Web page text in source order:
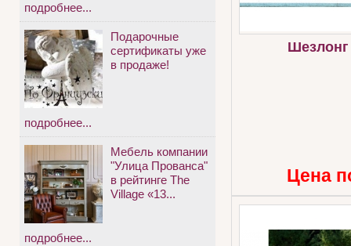
Шезлонг
Цена
подробнее...
Подарочные
сертификаты уже
в продаже!
подробнее...
Мебель компании
"Улица Прованса"
в рейтинге The
Village «13...
подробнее...